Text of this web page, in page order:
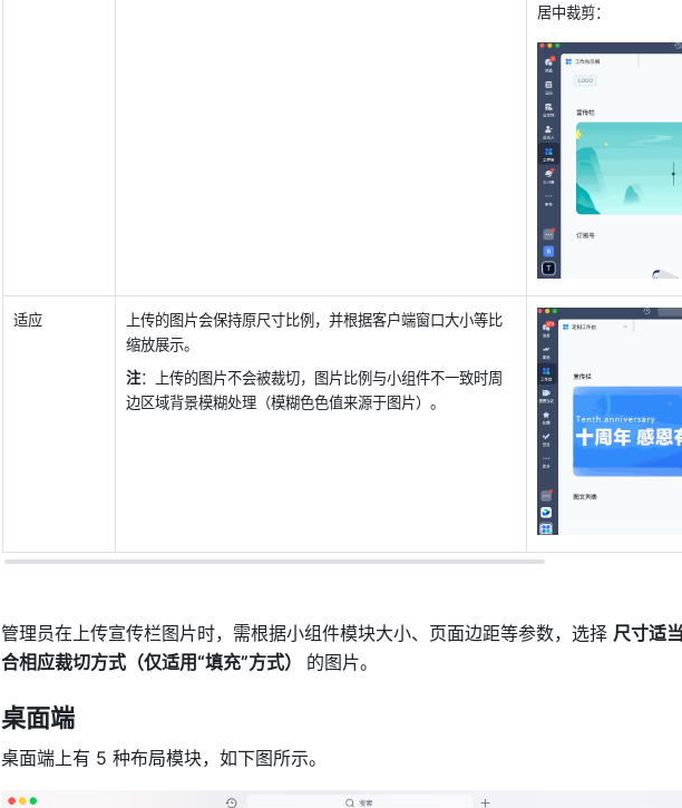
居中裁剪：
适应
上传的图片会保持原尺寸比例，并根据客户端窗口大小等比
缩放展示。
注：上传的图片不会被裁切，图片比例与小组件不一致时周
边区域背景模糊处理（模糊色色值来源于图片）。
管理员在上传宣传栏图片时，需根据小组件模块大小、页面边距等参数，选择 尺寸适当
合相应裁切方式（仅适用“填充”方式） 的图片。
桌面端
桌面端上有 5 种布局模块，如下图所示。